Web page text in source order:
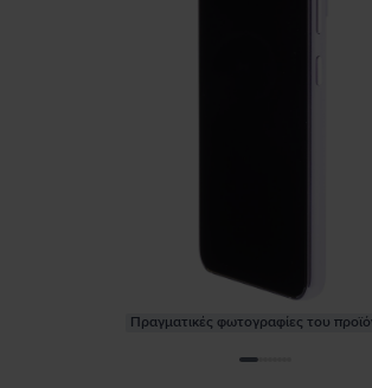
Πραγματικές φωτογραφίες του